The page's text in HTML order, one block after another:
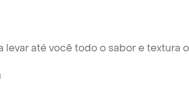
até você todo o sabor e textura